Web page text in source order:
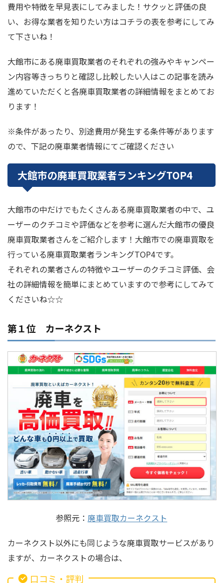
費用や特徴を早見表にしてみました！サクッと評価の良
い、お得な業者を知りたい方はコチラの表を参考にしてみ
て下さいね！
大館市にある廃車買取業者のそれぞれの強みやキャンペー
ン内容等きっちりと確認し比較したい人はこの記事を読み
進めていただくと各廃車買取業者の詳細情報をまとめてお
ります！
※条件があったり、別途費用が発生する条件等があります
ので、下記の廃車業者情報にてご確認ください
大館市の廃車買取業者ランキングTOP4
大館市の中だけでもたくさんある廃車買取業者の中で、ユ
ーザーのクチコミや評価などを参考に選んだ大館市の優良
廃車買取業者さんをご紹介します！大館市での廃車買取を
行っている廃車買取業者ランキングTOP4です。
それぞれの業者さんの特徴やユーザーのクチコミ評価、会
社の詳細情報を簡単にまとめていますので参考にしてみて
くださいね☆☆
第１位 カーネクスト
参照元： 廃車買取カーネクスト
カーネクスト以外にも同じような廃車買取サービスがあり
ますが、カーネクストの場合は、
口コミ・評判